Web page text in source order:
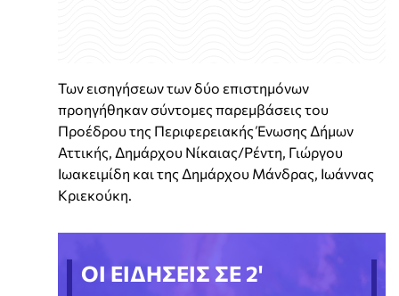
Των εισηγήσεων των δύο επιστημόνων
προηγήθηκαν σύντομες παρεμβάσεις του
Προέδρου της Περιφερειακής Ένωσης Δήμων
Αττικής, Δημάρχου Νίκαιας/Ρέντη, Γιώργου
Ιωακειμίδη και της Δημάρχου Μάνδρας, Ιωάννας
Κριεκούκη.
ΟΙ ΕΙΔΗΣΕΙΣ ΣΕ 2'